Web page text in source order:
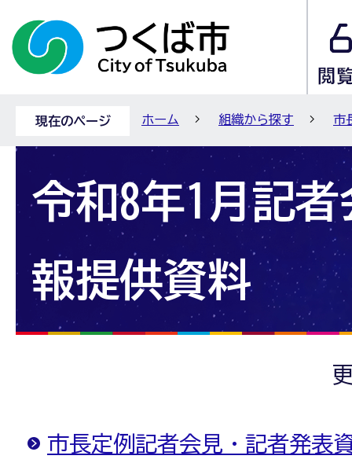
現在のページ ホーム 組織から探す 市
令和8年1月記
報提供資料
市長定例記者会見・記者発表